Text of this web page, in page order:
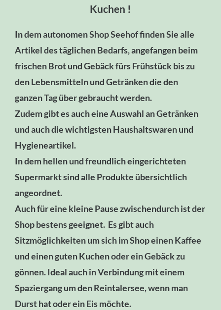
Kuchen !
In dem autonomen Shop Seehof finden Sie alle
Artikel des täglichen Bedarfs, angefangen beim
frischen Brot und Gebäck fürs Frühstück bis zu
den Lebensmitteln und Getränken die den
ganzen Tag über gebraucht werden.
Zudem gibt es auch eine Auswahl an Getränken
und auch die wichtigsten Haushaltswaren und
Hygieneartikel.
In dem hellen und freundlich eingerichteten
Supermarkt sind alle Produkte übersichtlich
angeordnet.
Auch für eine kleine Pause zwischendurch ist der
Shop bestens geeignet. Es gibt auch
Sitzmöglichkeiten um sich im Shop einen Kaffee
und einen guten Kuchen oder ein Gebäck zu
gönnen. Ideal auch in Verbindung mit einem
Spaziergang um den Reintalersee, wenn man
Durst hat oder ein Eis möchte.